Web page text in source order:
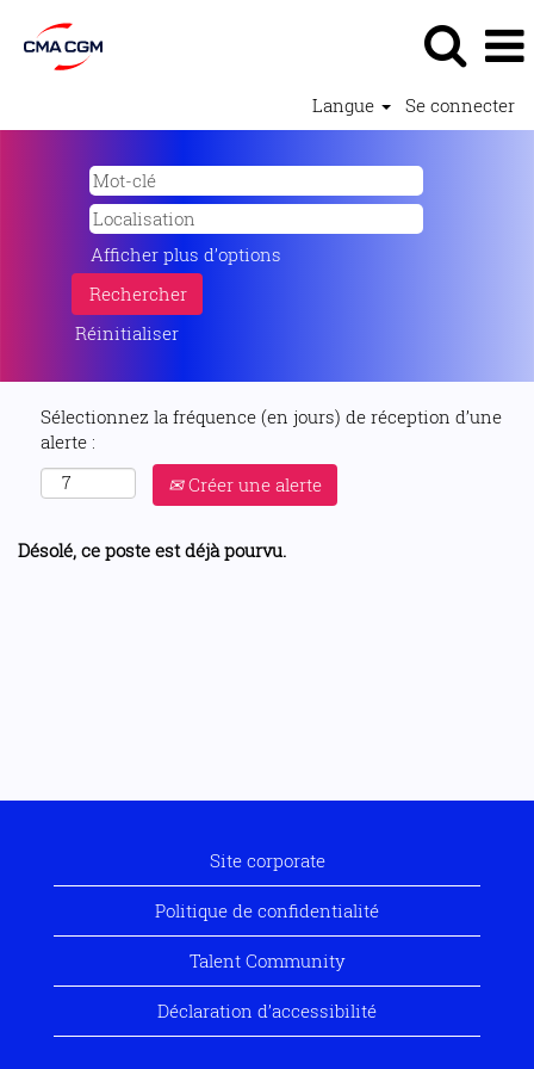
Langue Se connecter
Afficher plus d’options
Réinitialiser
Sélectionnez la fréquence (en jours) de réception d’une
alerte :
Créer une alerte
Désolé, ce poste est déjà pourvu.
Site corporate
Politique de confidentialité
Talent Community
Déclaration d’accessibilité